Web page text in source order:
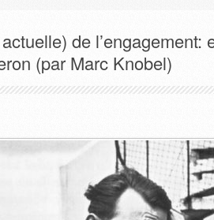
de l’engagement:
(par Marc Knobel)